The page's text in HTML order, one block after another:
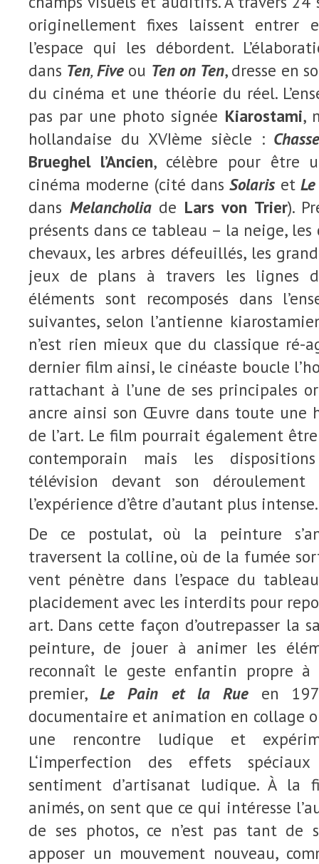
originellement fixes laissent entrer
l’espace qui les débordent.
dans Ten, Five ou Ten on Ten, dresse en
du cinéma et une théorie du réel.
pas par une photo signée Kiarostami,
hollandaise du XVIème siècle :
Brueghel l’Ancien, célèbre pour être
cinéma moderne (cité dansSolaris et
dans Melancholiade Lars von Trier).
présents dans ce tableau – la neige, les
chevaux, les arbres défeuillés, les
jeux de plans à travers les lignes
éléments sont recomposés dans
suivantes, selon l’antienne
n’est rien mieux que du classique ré-
dernier film ainsi, le cinéaste boucle
rattachant à l’une de ses principales
ancre ainsi son Œuvre dans toute une
de l’art. Le film pourrait également
contemporain mais les
télévision devant son
l’expérience d’être d’autant plus intense.
De ce postulat, où la peinture
traversent la colline, où de la fumée
vent pénètre dans l’espace du
placidement avec les interdits pour
art. Dans cette façon d’outrepasser la
peinture, de jouer à animer les
reconnaît le geste enfantin propre à
premier,Le Pain et la Rue en
documentaire et animation en collage
une rencontre ludique et
L‘imperfection des effets
sentiment d’artisanat ludique. À la
animés, on sent que ce qui intéresse
de ses photos, ce n’est pas tant de
apposer un mouvement nouveau,